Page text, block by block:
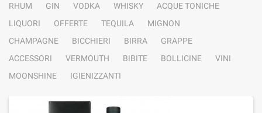
RHUM GIN VODKA WHISKY
ACQUE TONICHE
LIQUORI
OFFERTE TEQUILA
MIGNON
CHAMPAGNE
BICCHIERI BIRRA
GRAPPE
ACCESSORI
VERMOUTH BIBITE BOLLICINE
VINI
MOONSHINE
IGIENIZZANTI